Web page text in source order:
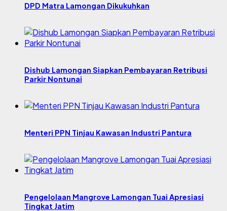
DPD Matra Lamongan Dikukuhkan
Dishub Lamongan Siapkan Pembayaran Retribusi
Parkir Nontunai
Menteri PPN Tinjau Kawasan Industri Pantura
Pengelolaan Mangrove Lamongan Tuai Apresiasi
Tingkat Jatim